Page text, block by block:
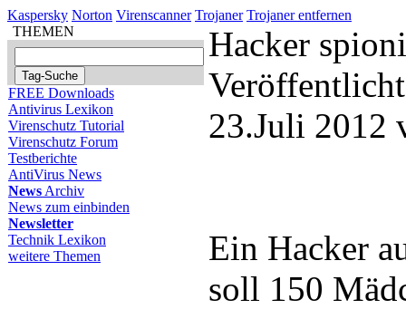
Kaspersky Norton Virenscanner Trojaner Trojaner entfernen
THEMEN
FREE Downloads
Antivirus Lexikon
Virenschutz Tutorial
Virenschutz Forum
Testberichte
AntiVirus News
News Archiv
News zum einbinden
Newsletter
Technik Lexikon
weitere Themen
Hacker
23.Juli 2012
Ein Hacker
soll 150